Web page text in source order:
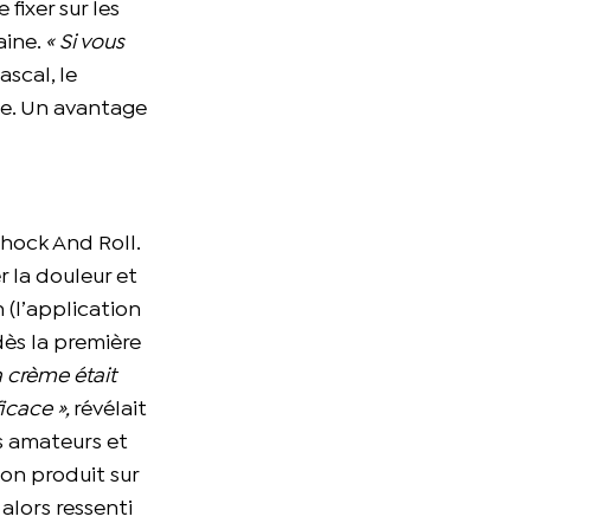
fixer sur les
« Si vous
le
Un avantage
And Roll.
la douleur et
(l’application
la première
crème était
», révélait
amateurs et
produit sur
ressenti